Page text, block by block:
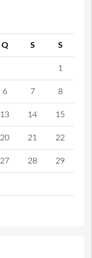
Q S S
1
6 7 8
13 14 15
20 21 22
27 28 29